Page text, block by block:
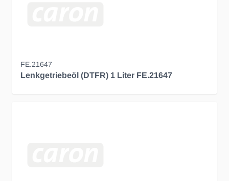
FE.21647
Lenkgetriebeöl (DTFR) 1 Liter FE.21647